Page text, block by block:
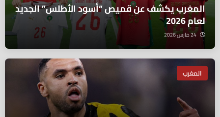
المغرب يكشف عن قميص “أسود الأطلس” الجديد
لعام 2026
المغرب